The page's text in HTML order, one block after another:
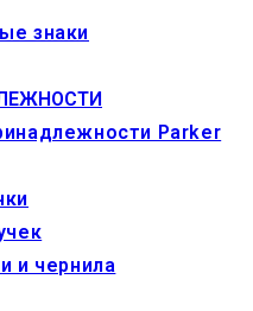
знаки
Parker
и чернила